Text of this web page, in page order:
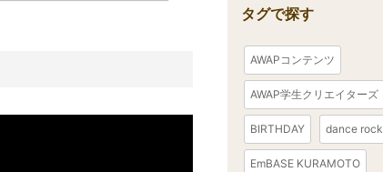
タグで探す
AWAPコンテンツ
AWAP学生クリエイターズ
BIRTHDAY dance rock
EmBASE KURAMOTO